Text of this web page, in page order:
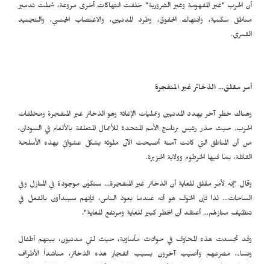
أن الحرب "غير المفهومة وغير الضرورية" خلفت انتهاكات أخرى مروعة، شملت تدمير
مناطق سكنية، وانتهاك الحقوق، وطرد المدنيين، والاغتصاب الجنسي، والتجنيد
القسري.
أمر مقلق... الذخائر غير المنفجرة
وهناك خطر آخر يهدد المدنيين وعمليات الإغاثة وهو الذخائر غير المنفجرة ومخلفات
الحرب. حيث حذر رئيس برنامج الأمم المتحدة للأعمال المتعلقة بالألغام في السودان،
من أن المناطق التي كانت آمنة أصبحت الآن ملوثة بشكل عشوائي بهذه الأسلحة
القاتلة، بما فيها الخرطوم وولاية الجزيرة.
وقال "إنه لأمر مقلق للغاية أن الذخائر غير المنفجرة... ستكون موجودة في المنازل وفي
الساحات... لذا فإن الخوف هو أنه عندما يعود الناس، فإنهم سيبدأون بالفعل في
تنظيف منازلهم... أعتقد أن الخطر كبير للغاية ومرتفع للغاية".
وقد تجسدت هذه المخاوف في حوادث مأساوية، حيث لقي مدنيون، بينهم أطفال
ونساء، مصرعهم وأصيب آخرون بسبب انفجار هذه الذخائر، مناشداً الأطراف